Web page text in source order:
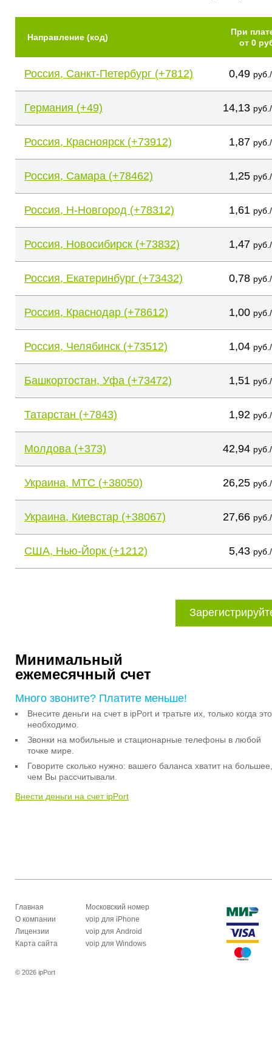
Направление (код)
При
от 0
Россия, Санкт-Петербург (+7812) 0,49
Германия (+49) 14,13
Россия, Красноярск (+73912) 1,87
Россия, Самара (+78462) 1,25
Россия, Н-Новгород (+78312) 1,61
Россия, Новосибирск (+73832) 1,47
Россия, Екатеринбург (+73432) 0,78
Россия, Краснодар (+78612) 1,00
Россия, Челябинск (+73512) 1,04
Башкортостан, Уфа (+73472) 1,51
Татарстан (+7843) 1,92
Молдова (+373) 42,94
Украина, МТС (+38050) 26,25
Украина, Киевстар (+38067) 27,66
США, Нью-Йорк (+1212) 5,43
Минимальный
ежемесячный счет
Много звоните? Платите меньше!
Внесите деньги на счет в ipPort и тратьте их, только когда это
необходимо.
Звонки на мобильные и стационарные телефоны в любой
точке мире.
Говорите сколько нужно: вашего баланса хватит на большее,
чем Вы рассчитывали.
Внести деньги на счет ipPort
Главная
О компании
Лицензии
Карта сайта
Московский номер
voip для iPhone
voip для Android
voip для Windows
© 2026 ipPort